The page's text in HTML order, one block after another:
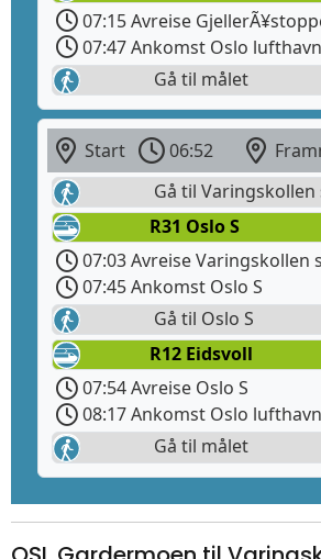
07:15 Avreise
07:47 Ankomst Oslo lufthavn
Gå til målet
Start 06:52
Gå til Varingskollen
R31 Oslo S
07:03 Avreise Varingskollen
07:45 Ankomst Oslo S
Gå til Oslo S
R12 Eidsvoll
07:54 Avreise Oslo S
08:17 Ankomst Oslo
Gå til målet